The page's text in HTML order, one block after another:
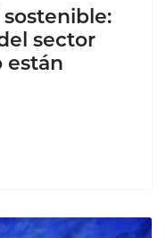
sector
están